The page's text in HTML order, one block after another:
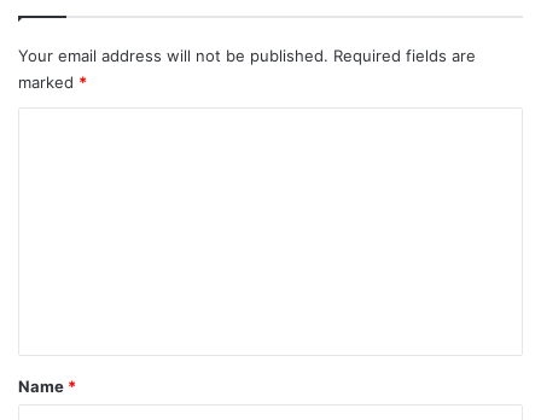
Your email address will not be published. Required fields are
marked *
*
Name *